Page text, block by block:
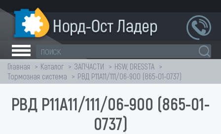
Главная Каталог ЗАПЧАСТИ
HSW, DRESSTA
Тормозная система
РВД Р11А11/111/06-900 (865-01-0737)
РВД Р11А11/111/06-900 (865-01-
0737)